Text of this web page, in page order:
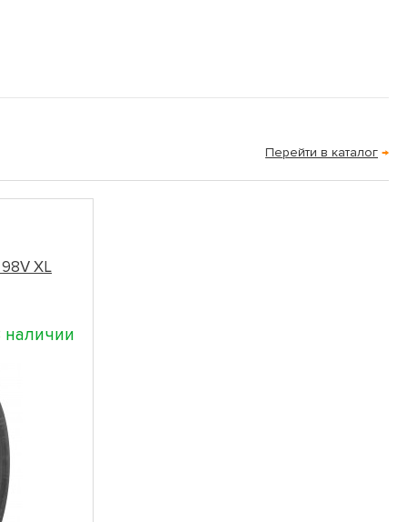
Перейти в каталог →
XL
наличии